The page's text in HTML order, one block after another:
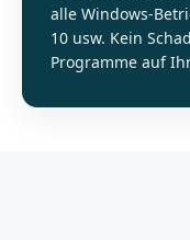
alle Windows-
10 usw. Kein
Programme auf